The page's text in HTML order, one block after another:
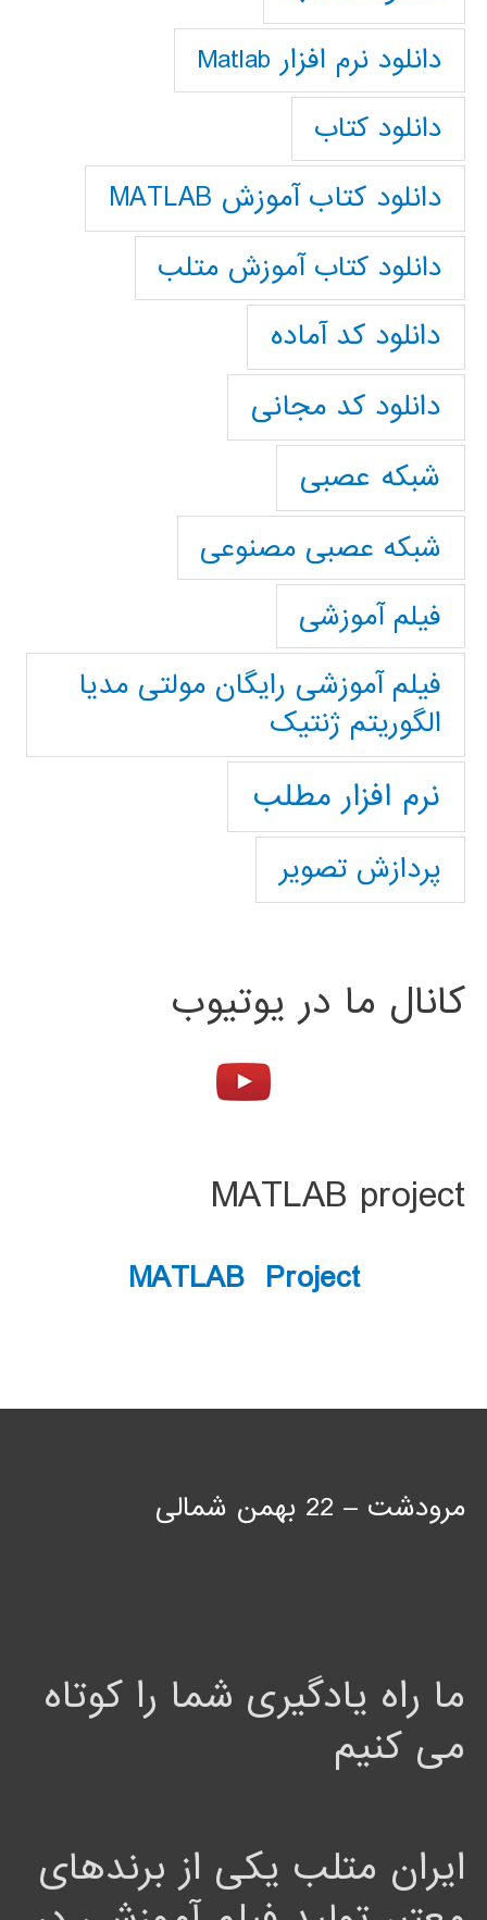
دانلود نرم افزار Matlab
دانلود کتاب
دانلود کتاب آموزش MATLAB
دانلود کتاب آموزش متلب
دانلود کد آماده
دانلود کد مجانی
شبکه عصبی
شبکه عصبی مصنوعی
فیلم آموزشی
فیلم آموزشی رایگان مولتی مدیا
الگوریتم ژنتیک
نرم افزار مطلب
پردازش تصویر
کانال ما در یوتیوب
MATLAB project
MATLAB Project
مرودشت – 22 بهمن شمالی
ما راه یادگیری شما را کوتاه
می کنیم
ایران متلب یکی از برندهای